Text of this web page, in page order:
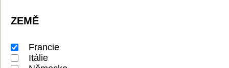
ZEMĚ
Francie
Itálie